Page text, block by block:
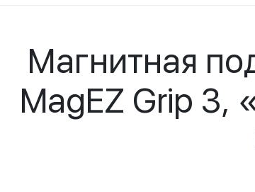
Магнитная
MagEZ Grip 3,